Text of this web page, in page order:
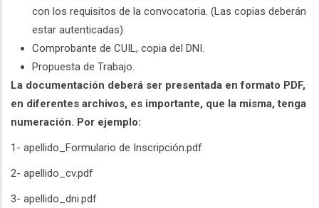
con los requisitos de la convocatoria. (Las copias deberán
estar autenticadas)
Comprobante de CUIL, copia del DNI.
Propuesta de Trabajo.
La documentación deberá ser presentada en formato PDF,
en diferentes archivos, es importante, que la misma, tenga
numeración. Por ejemplo:
1- apellido_Formulario de Inscripción.pdf
2- apellido_cv.pdf
3- apellido_dni.pdf